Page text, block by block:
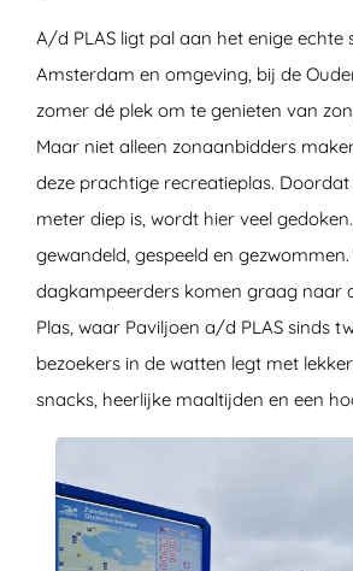
A/d PLAS ligt pal aan het enige echte
Amsterdam en omgeving, bij de
zomer dé plek om te genieten van zon,
Maar niet alleen zonaanbidders
deze prachtige recreatieplas.
meter diep is, wordt hier veel
gewandeld, gespeeld en
dagkampeerders komen graag naar
Plas, waar Paviljoen a/d PLAS sinds
bezoekers in de watten legt met
snacks, heerlijke maaltijden en een